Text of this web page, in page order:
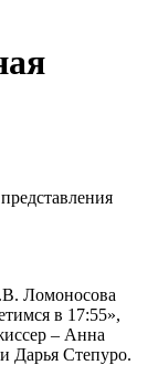
Ломоносова
в 17:55»,
– Анна
Дарья Степуро.